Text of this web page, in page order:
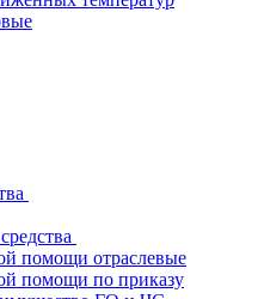
помощи отраслевые
помощи по приказу